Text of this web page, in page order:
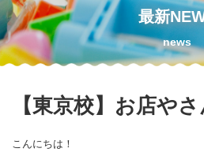
最新
news
【東京校】お店や
こんにちは！